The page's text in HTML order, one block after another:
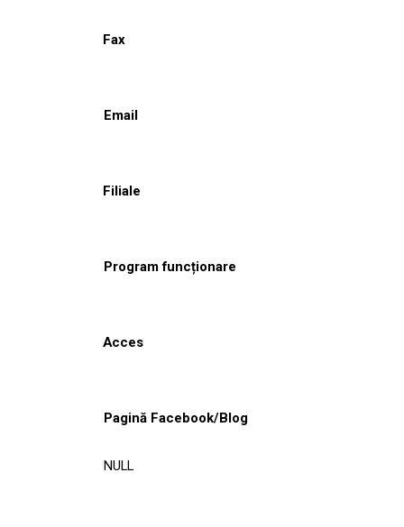
Fax
Email
Filiale
Program funcționare
Acces
Pagină Facebook/Blog
NULL